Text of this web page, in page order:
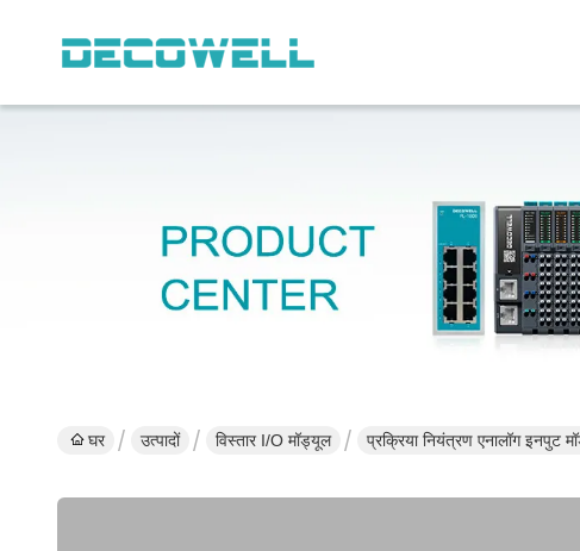
घर उत्पादों विस्तार I/O मॉड्यूल प्रक्रिया नियंत्रण एनालॉग